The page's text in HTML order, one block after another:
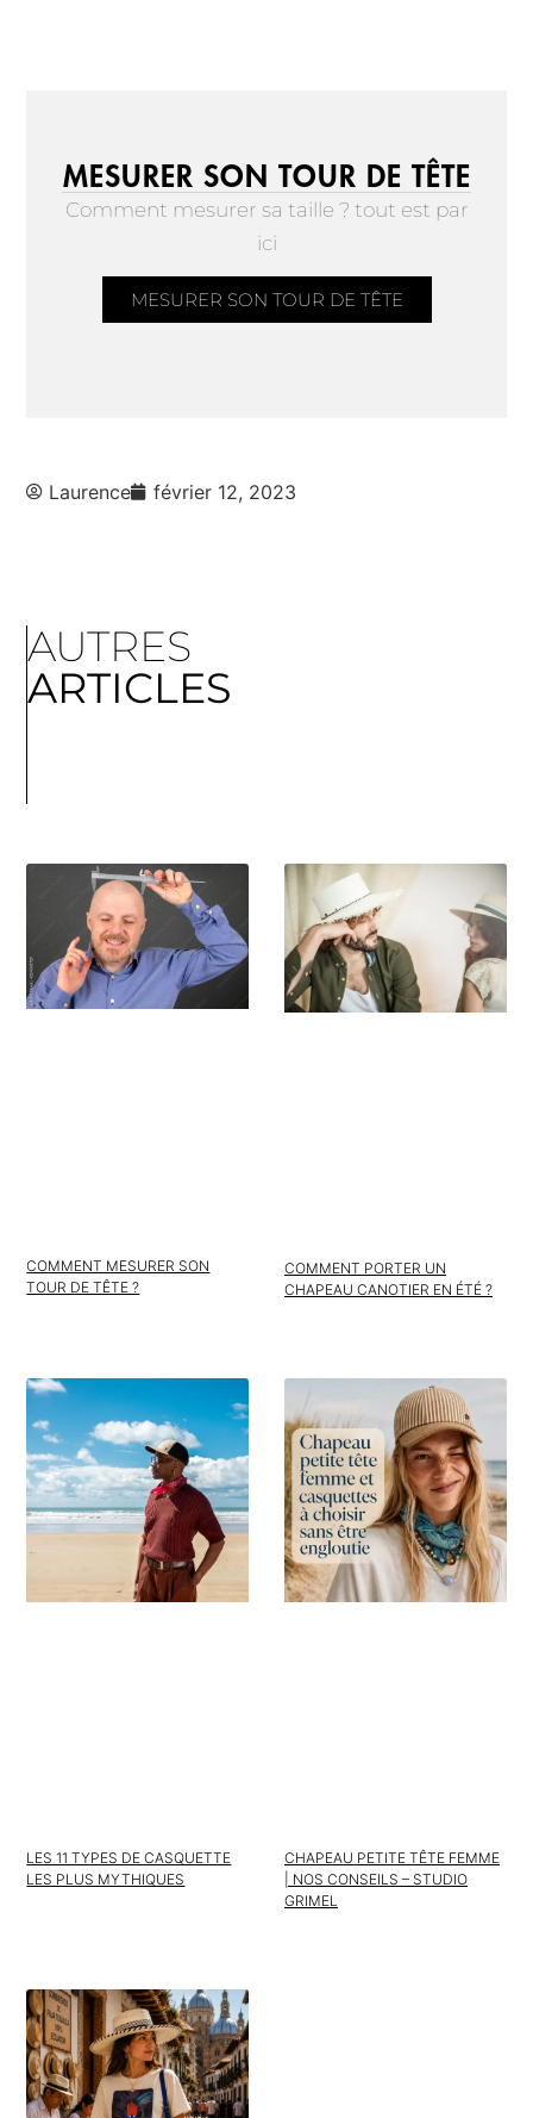
MESURER SON TOUR DE TÊTE
Comment mesurer sa taille ? tout est par
ici
MESURER SON TOUR DE TÊTE
Laurence février 12, 2023
AUTRES
ARTICLES
COMMENT MESURER SON
TOUR DE TÊTE ?
COMMENT PORTER UN
CHAPEAU CANOTIER EN ÉTÉ ?
LES 11 TYPES DE CASQUETTE
LES PLUS MYTHIQUES
CHAPEAU PETITE TÊTE FEMME
| NOS CONSEILS – STUDIO
GRIMEL